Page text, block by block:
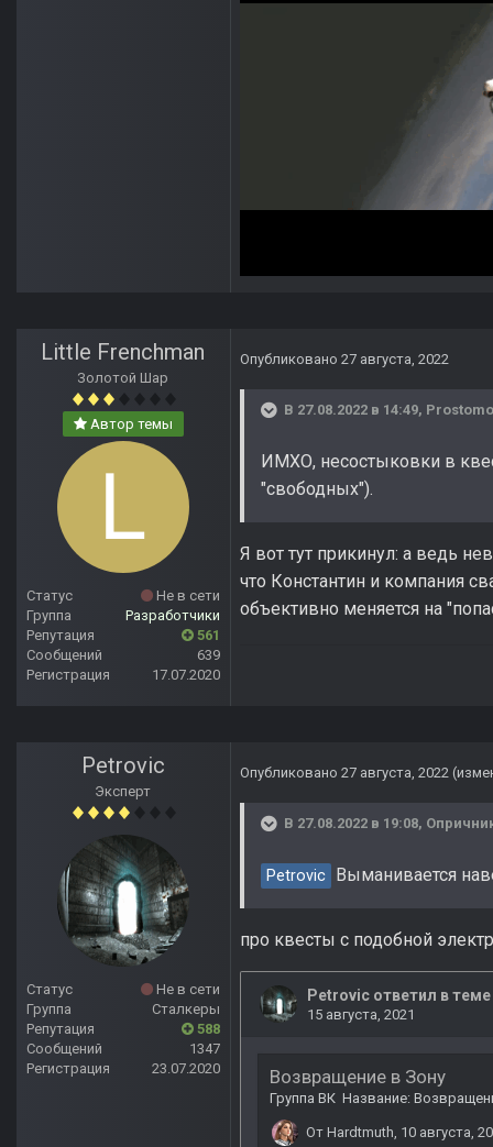
Little Frenchman
Золотой Шар
Автор темы
Статус
Не в сети
Группа
Разработчики
Репутация
561
Сообщений
639
Регистрация
17.07.2020
Опубликовано 27 августа, 2022
В 27.08.2022 в 14:49,
ИМХО, несостыковки в
"свободных").
Я вот тут прикинул: а ведь
что Константин и компания
объективно меняется на
Petrovic
Эксперт
Статус
Не в сети
Группа
Сталкеры
Репутация
588
Сообщений
1347
Регистрация
23.07.2020
Опубликовано 27 августа, 2022
В 27.08.2022 в 19:08,
Petrovic Выманивается
про квесты с подобной